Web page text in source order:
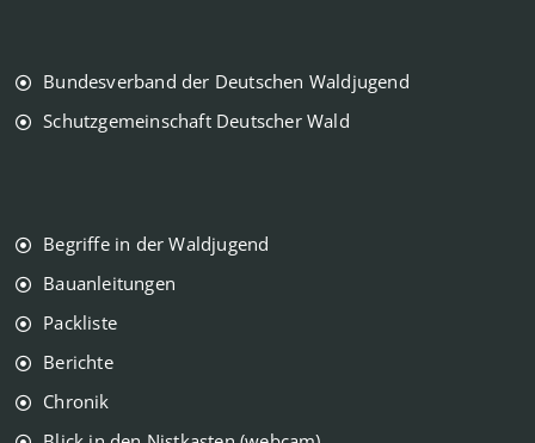
Bundesverband der Deutschen Waldjugend
Schutzgemeinschaft Deutscher Wald
Begriffe in der Waldjugend
Bauanleitungen
Packliste
Berichte
Chronik